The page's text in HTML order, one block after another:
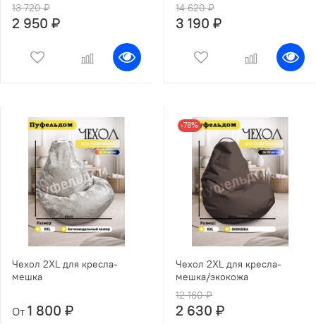
13 720 ₽
2 950 ₽
14 620 ₽
3 190 ₽
Чехол 2XL для кресла-
мешка
От 1 800 ₽
-78%
Чехол 2XL для кресла-
мешка/экокожа
12 160 ₽
2 630 ₽